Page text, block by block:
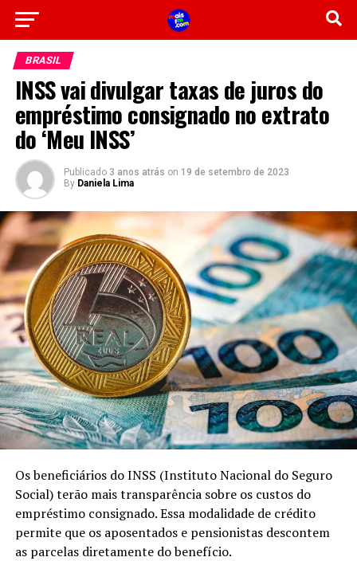
BRASIL
INSS vai divulgar taxas de juros do
empréstimo consignado no extrato
do ‘Meu INSS’
Publicado 3 anos atrás on 19 de setembro de 2023
By Daniela Lima
Os beneficiários do INSS (Instituto Nacional do Seguro
Social) terão mais transparência sobre os custos do
empréstimo consignado. Essa modalidade de crédito
permite que os aposentados e pensionistas descontem
as parcelas diretamente do benefício.